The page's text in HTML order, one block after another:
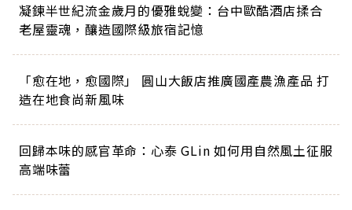
凝鍊半世紀流金歲月的優雅蛻變：台中歐酷酒店揉合
老屋靈魂，釀造國際級旅宿記憶
「愈在地，愈國際」 圓山大飯店推廣國產農漁產品 打
造在地食尚新風味
回歸本味的感官革命：心泰 GLin 如何用自然風土征服
高端味蕾